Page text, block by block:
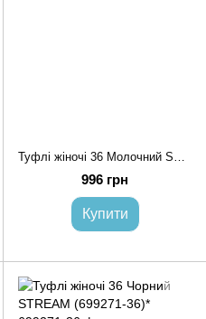
Туфлі жіночі 36 Молочний STREAM (699269-36)*
996 грн
Купити